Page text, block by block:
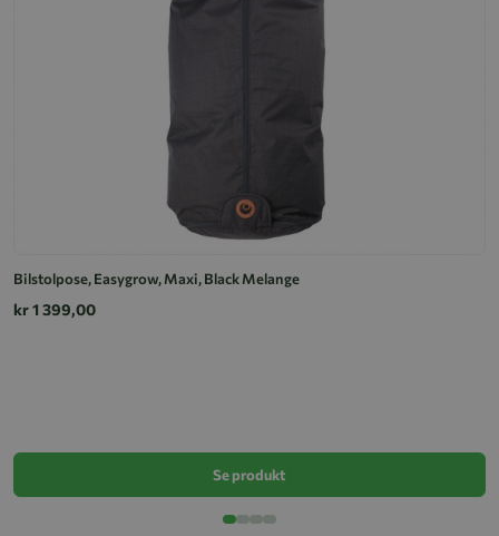
Bilstolpose, Easygrow, Maxi, Black Melange
kr 1 399,00
Se produkt